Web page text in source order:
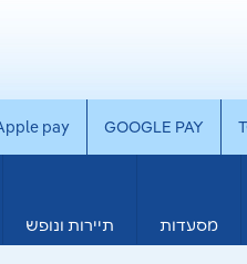
GOOGLE PAY
pay
מסעדות תיירות ונופש